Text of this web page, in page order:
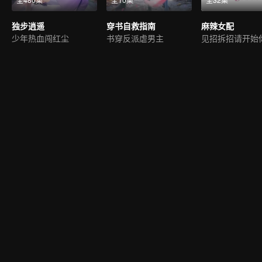
独步逍遥
少年热血闯红尘
穿书自救指南
书穿反派虐男主
麻辣女配